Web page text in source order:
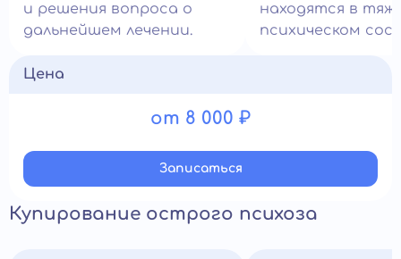
и решения вопроса о
дальнейшем лечении.
находятся в
психическом
Цена
от 8 000 ₽
Записатьcя
Купирование острого психоза